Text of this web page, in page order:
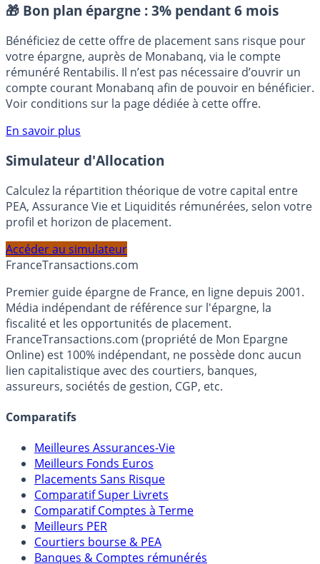
Placement sans risque
🎁 Bon plan épargne : 3% pendant 6 mois
Bénéficiez de cette offre de placement sans risque pour
votre épargne, auprès de Monabanq, via le compte
rémunéré Rentabilis. Il n’est pas nécessaire d’ouvrir un
compte courant Monabanq afin de pouvoir en bénéficier.
Voir conditions sur la page dédiée à cette offre.
En savoir plus
Simulateur d'Allocation
Calculez la répartition théorique de votre capital entre
profil et horizon de placement.
FranceTransactions.com
Premier guide épargne de France, en ligne depuis 2001.
Média indépendant de référence sur l'épargne, la
fiscalité et les opportunités de placement.
FranceTransactions.com (propriété de Mon Epargne
Online) est 100% indépendant, ne possède donc aucun
assureurs, sociétés de gestion, CGP, etc.
Comparatifs
Meilleures Assurances-Vie
Meilleurs Fonds Euros
Placements Sans Risque
Comparatif Super Livrets
Comparatif Comptes à Terme
Meilleurs PER